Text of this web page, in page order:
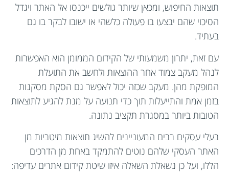
תוצאות החיפוש, ומכאן שיותר גולשים ייכנסו אל האתר ויגדל
הסיכוי שהם יבצעו בו פעולה כלשהי או ישובו לבקר בו גם
בעתיד.
עם זאת, יתרון משמעותי של הקידום הממומן הוא האפשרות
לנהל מעקב צמוד אחר ההוצאות ולחשב את התועלת
המופקת מהן. מעקב שכזה יכול לאפשר גם הסקת מסקנות
בזמן אמת והתייעלות תוך כדי תנועה על מנת להגיע לתוצאות
הטובות ביותר במסגרת תקציב נתונה.
בעלי עסקים רבים המעוניינים להשיג תוצאות מיטביות מן
האתר העסקי שלהם נוטים להתמקד באחת מן הדרכים
הללו, ועל כן נשאלת השאלה איזו שיטת קידום אתרים עדיפה: